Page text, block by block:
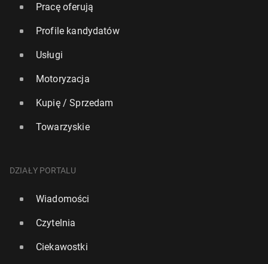
Pracę oferują
Profile kandydatów
Usługi
Motoryzacja
Kupię / Sprzedam
Towarzyskie
DZIAŁY PORTALU
Wiadomości
Czytelnia
Ciekawostki